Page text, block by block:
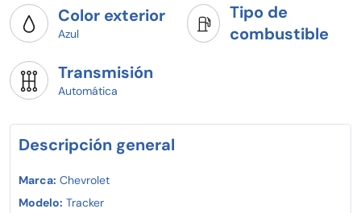
Color exterior
Azul
Tipo de
combustible
Transmisión
Automática
Descripción general
Marca: Chevrolet
Modelo: Tracker